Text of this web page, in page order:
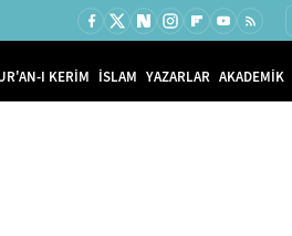
I KERİM İSLAM YAZARLAR AKADEMİK